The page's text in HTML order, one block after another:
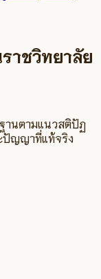
าชวิทยาลัย
านตามแนวสติปัฏ
ปัญญาที่แท้จริง